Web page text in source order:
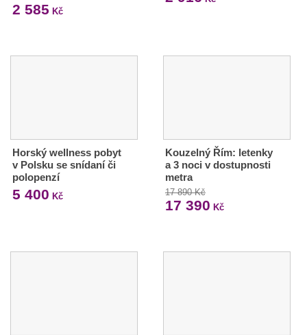
2 585 Kč
Horský wellness pobyt
v Polsku se snídaní či
polopenzí
5 400 Kč
Kouzelný Řím: letenky
a 3 noci v dostupnosti
metra
17 890 Kč
17 390 Kč